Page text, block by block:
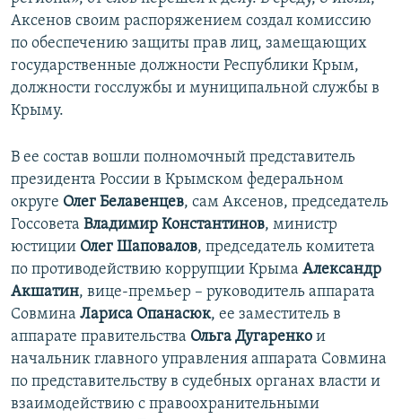
Аксенов своим распоряжением создал комиссию
по обеспечению защиты прав лиц, замещающих
государственные должности Республики Крым,
должности госслужбы и муниципальной службы в
Крыму.
В ее состав вошли полномочный представитель
президента России в Крымском федеральном
округе Олег Белавенцев, сам Аксенов, председатель
Госсовета Владимир Константинов, министр
юстиции Олег Шаповалов, председатель комитета
по противодействию коррупции Крыма Александр
Акшатин, вице-премьер – руководитель аппарата
Совмина Лариса Опанасюк, ее заместитель в
аппарате правительства Ольга Дугаренко и
начальник главного управления аппарата Совмина
по представительству в судебных органах власти и
взаимодействию с правоохранительными